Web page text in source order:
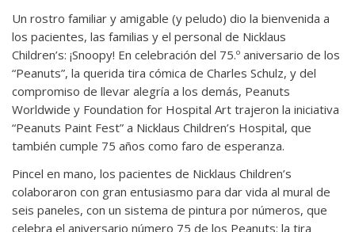
Un rostro familiar y amigable (y peludo) dio la bienvenida a
los pacientes, las familias y el personal de Nicklaus
Children’s: ¡Snoopy! En celebración del 75.º aniversario de los
“Peanuts”, la querida tira cómica de Charles Schulz, y del
compromiso de llevar alegría a los demás, Peanuts
Worldwide y Foundation for Hospital Art trajeron la iniciativa
“Peanuts Paint Fest” a Nicklaus Children’s Hospital, que
también cumple 75 años como faro de esperanza.
Pincel en mano, los pacientes de Nicklaus Children’s
colaboraron con gran entusiasmo para dar vida al mural de
seis paneles, con un sistema de pintura por números, que
celebra el aniversario número 75 de los Peanuts: la tira